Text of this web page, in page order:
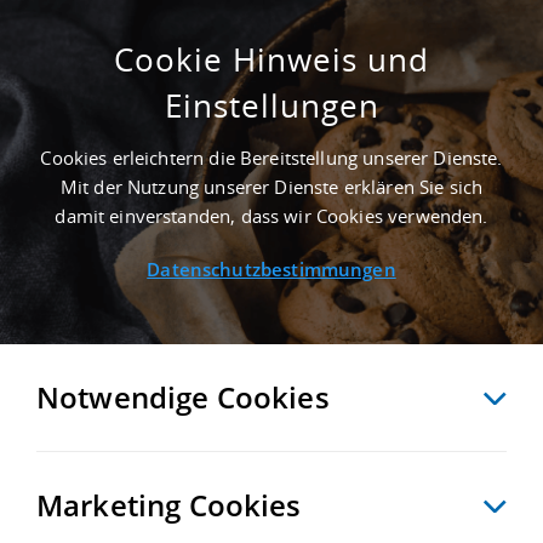
ERSTBEZUG - 10.000 M² LAGERHALLE IN
PULHEIM AN DER AUTOBAHN A 1 -
LANDKREIS RHEIN-ERFT-KREIS
Startseite/ Immobiliensuche/ Detailansicht
ZURÜCK MERKEN VERGLEICHEN EXPORT PDF
Cookie Hinweis und
Einstellungen
Cookies erleichtern die Bereitstellung unserer Dienste.
Mit der Nutzung unserer Dienste erklären Sie sich
damit einverstanden, dass wir Cookies verwenden.
Datenschutzbestimmungen
Notwendige Cookies
Marketing Cookies